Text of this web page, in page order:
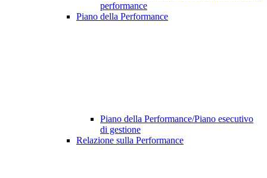
performance
Piano della Performance
Piano della Performance/Piano esecutivo
di gestione
Relazione sulla Performance